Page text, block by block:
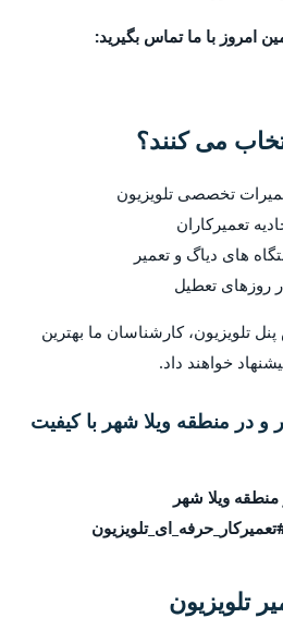
امروز با ما تماس بگیرید:
می کنند؟
تعمیرکاران
های دیاگ و تعمیر
تلویزیون، کارشناسان ما بهترین
خواهند داد.
و در منطقه ویلا شهر با کیفیت
منطقه ویلا شهر
تلویزیون